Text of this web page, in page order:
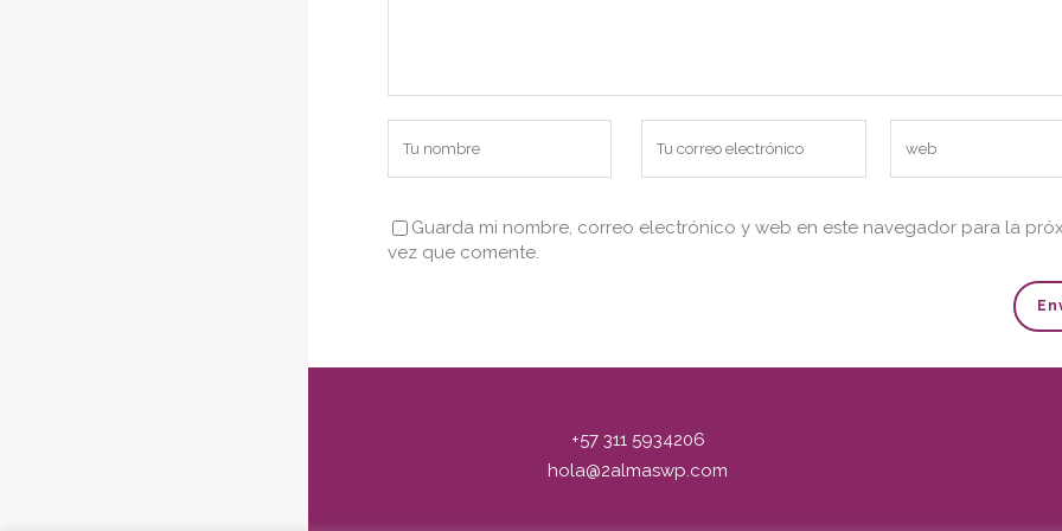
Guarda mi nombre, correo electrónico y web en este navegador para la
vez que comente.
+57 311 5934206
hola@2almaswp.com